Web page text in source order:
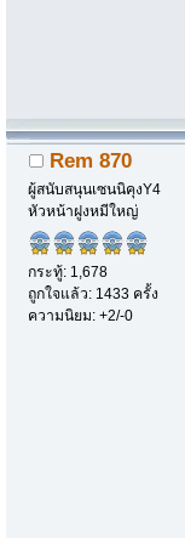
Rem 870
ผู้สนับสนุนเซนนิคุงY4
หัวหน้าฝูงหมีใหญ่
กระทู้: 1,678
ถูกใจแล้ว: 1433 ครั้ง
ความนิยม: +2/-0